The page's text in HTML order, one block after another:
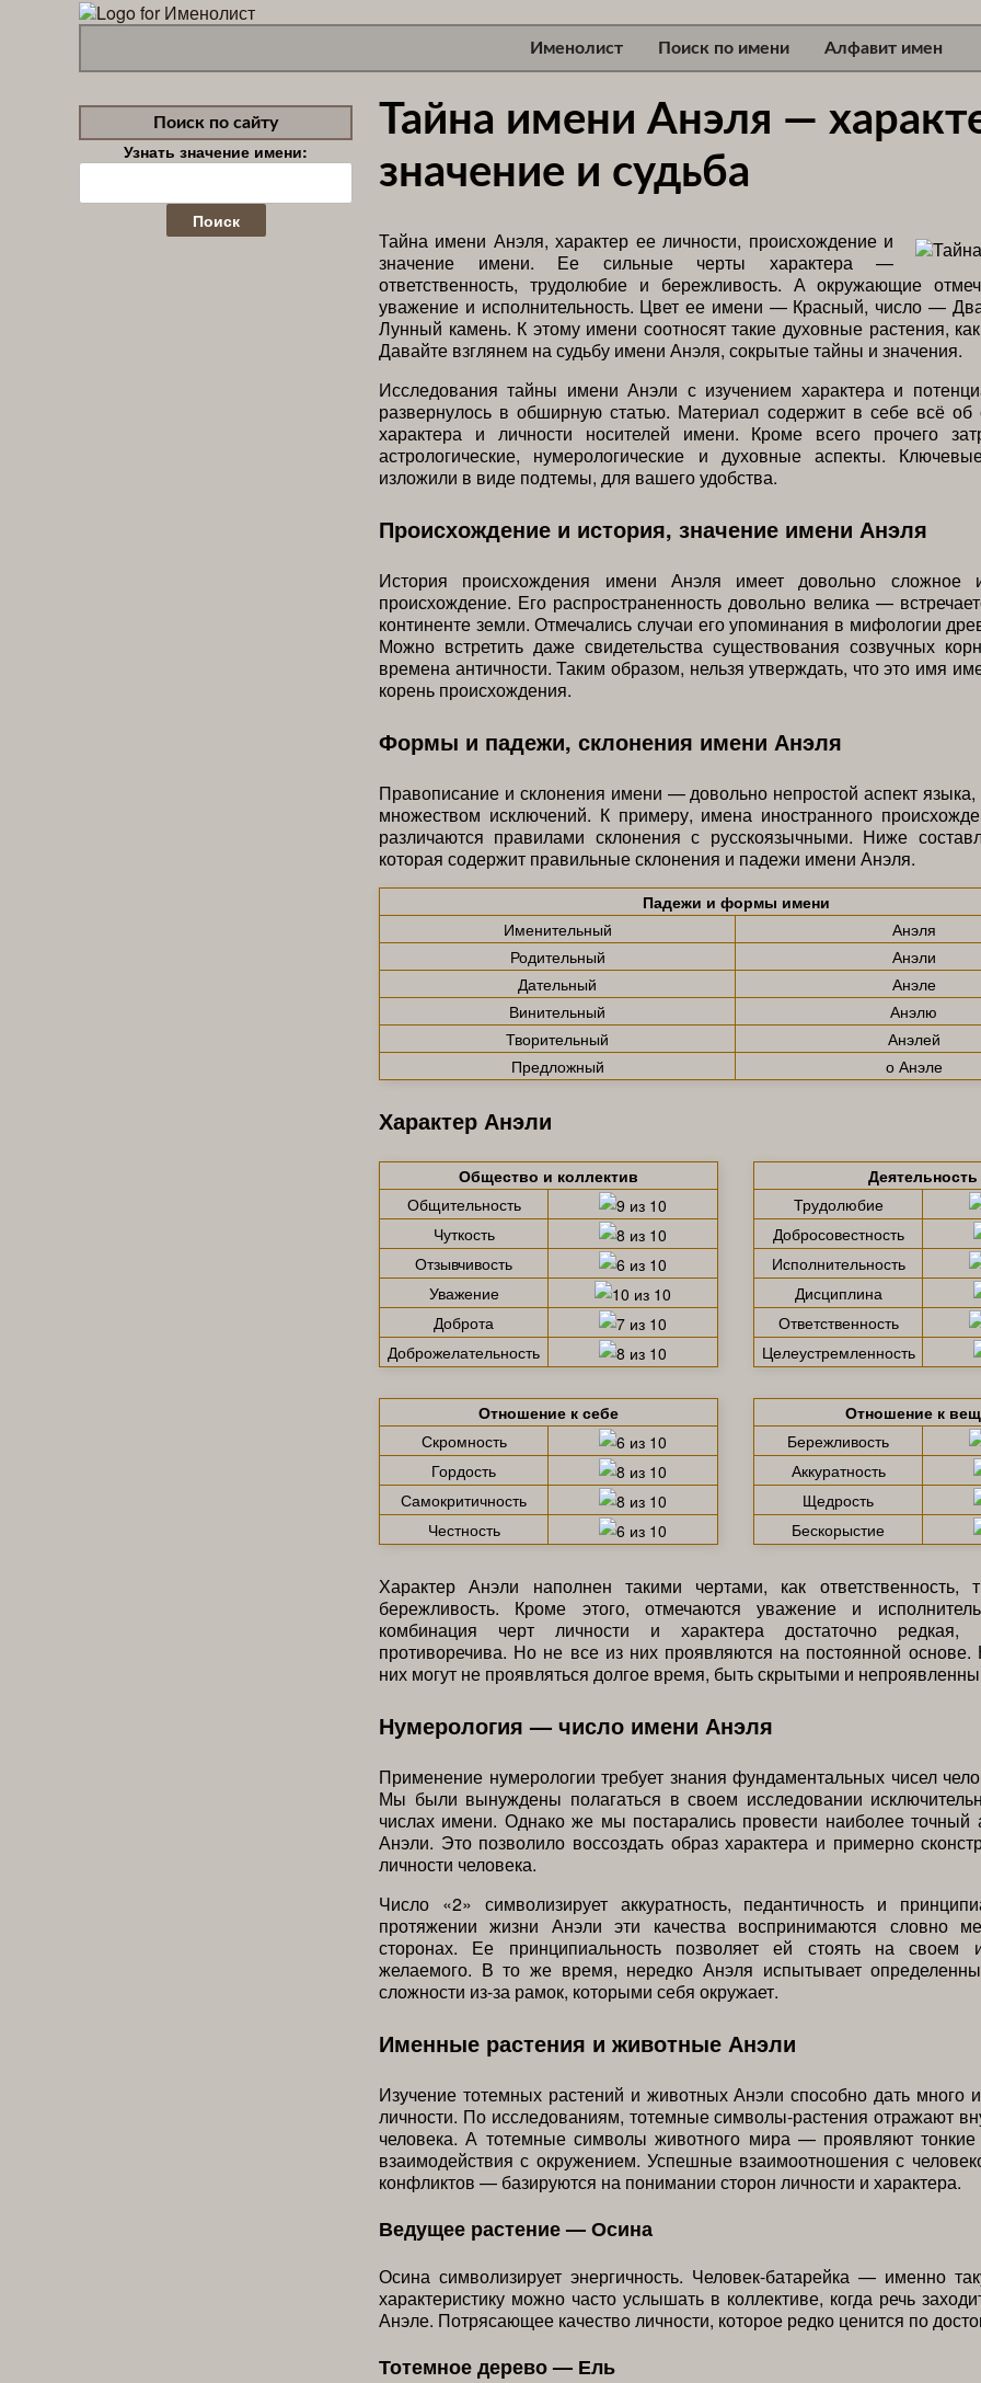
Именолист Поиск по имени Алфавит имен
Поиск по сайту
Узнать значение имени:
Найти:
Тайна имени Анэля —
значение и судьба
Тайна имени Анэля, характер ее личности, происхождение и
значение имени. Ее сильные черты характера —
ответственность, трудолюбие и бережливость. А окружающие
уважение и исполнительность. Цвет ее имени — Красный, число —
Лунный камень. К этому имени соотносят такие духовные растения,
Давайте взглянем на судьбу имени Анэля, сокрытые тайны и значения.
Исследования тайны имени Анэли с изучением характера и
развернулось в обширную статью. Материал содержит в себе всё об
характера и личности носителей имени. Кроме всего прочего
астрологические, нумерологические и духовные аспекты.
изложили в виде подтемы, для вашего удобства.
Происхождение и история, значение имени Анэля
История происхождения имени Анэля имеет довольно сложное
происхождение. Его распространенность довольно велика —
континенте земли. Отмечались случаи его упоминания в мифологии
Можно встретить даже свидетельства существования созвучных
времена античности. Таким образом, нельзя утверждать, что это имя
корень происхождения.
Формы и падежи, склонения имени Анэля
Правописание и склонения имени — довольно непростой аспект
множеством исключений. К примеру, имена иностранного
различаются правилами склонения с русскоязычными. Ниже
которая содержит правильные склонения и падежи имени Анэля.
Падежи и формы имени
Именительный
Анэля
Родительный
Анэли
Дательный
Анэле
Винительный
Анэлю
Творительный
Анэлей
Предложный
о Анэле
Характер Анэли
Общество и коллектив
Общительность
Чуткость
Отзывчивость
Уважение
Доброта
Доброжелательность
Деятельность
Трудолюбие
Добросовестность
Исполнительность
Дисциплина
Ответственность
Целеустремленность
Отношение к себе
Скромность
Гордость
Самокритичность
Честность
Отношение к
Бережливость
Аккуратность
Щедрость
Бескорыстие
Характер Анэли наполнен такими чертами, как ответственность,
бережливость. Кроме этого, отмечаются уважение и
комбинация черт личности и характера достаточно редкая,
противоречива. Но не все из них проявляются на постоянной основе.
них могут не проявляться долгое время, быть скрытыми и
Нумерология — число имени Анэля
Применение нумерологии требует знания фундаментальных чисел
Мы были вынуждены полагаться в своем исследовании
числах имени. Однако же мы постарались провести наиболее точный
Анэли. Это позволило воссоздать образ характера и примерно
личности человека.
Число «2» символизирует аккуратность, педантичность и
протяжении жизни Анэли эти качества воспринимаются словно
сторонах. Ее принципиальность позволяет ей стоять на своем
желаемого. В то же время, нередко Анэля испытывает
сложности из-за рамок, которыми себя окружает.
Именные растения и животные Анэли
Изучение тотемных растений и животных Анэли способно дать много
личности. По исследованиям, тотемные символы-растения отражают
человека. А тотемные символы животного мира — проявляют
взаимодействия с окружением. Успешные взаимоотношения с
конфликтов — базируются на понимании сторон личности и характера.
Ведущее растение — Осина
Осина символизирует энергичность. Человек-батарейка — именно
характеристику можно часто услышать в коллективе, когда речь
Анэле. Потрясающее качество личности, которое редко ценится по
Тотемное дерево — Ель